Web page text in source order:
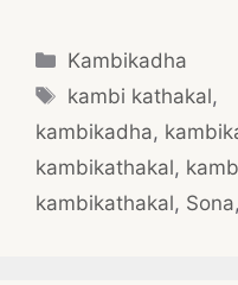
Categories
Kambikadha
Tags
kambi kathakal,
kambikadha,
kambikathakal,
kambikathakal, Sona,